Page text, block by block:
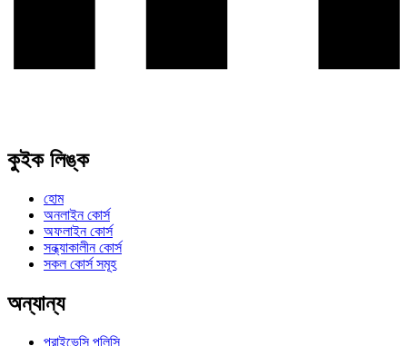
কুইক লিঙ্ক
হোম
অনলাইন কোর্স
অফলাইন কোর্স
সন্ধ্যাকালীন কোর্স
সকল কোর্স সমূহ
অন্যান্য
প্রাইভেসি পলিসি